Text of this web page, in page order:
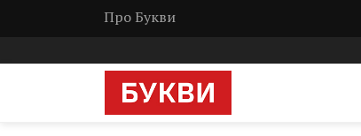
Про Букви